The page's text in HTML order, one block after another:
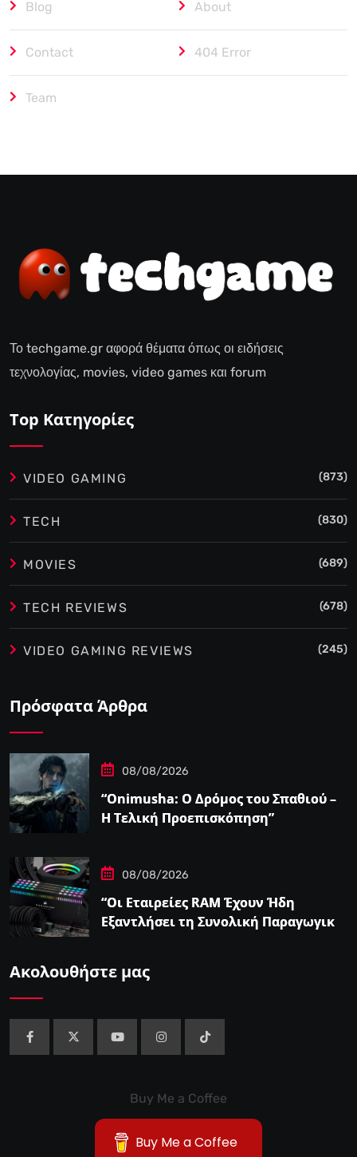
Blog About
Contact 404 Error
Team
Το techgame.gr αφορά θέματα όπως οι ειδήσεις
τεχνολογίας, movies, video games και forum
Top Κατηγορίες
VIDEO GAMING (873)
TECH (830)
MOVIES (689)
TECH REVIEWS (678)
VIDEO GAMING REVIEWS (245)
Πρόσφατα Άρθρα
08/08/2026
“Onimusha: Ο Δρόμος του Σπαθιού –
Η Τελική Προεπισκόπηση”
08/08/2026
“Οι Εταιρείες RAM Έχουν Ήδη
Εξαντλήσει τη Συνολική Παραγωγική
Ακολουθήστε μας
Buy Me a Coffee
Buy Me a Coffee